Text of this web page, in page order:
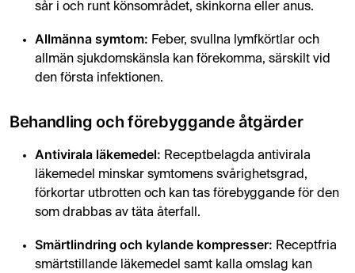
sår i och runt könsområdet, skinkorna eller anus.
Allmänna symtom: Feber, svullna lymfkörtlar och
allmän sjukdomskänsla kan förekomma, särskilt vid
den första infektionen.
Behandling och förebyggande åtgärder
Antivirala läkemedel: Receptbelagda antivirala
läkemedel minskar symtomens svårighetsgrad,
förkortar utbrotten och kan tas förebyggande för den
som drabbas av täta återfall.
Smärtlindring och kylande kompresser: Receptfria
smärtstillande läkemedel samt kalla omslag kan